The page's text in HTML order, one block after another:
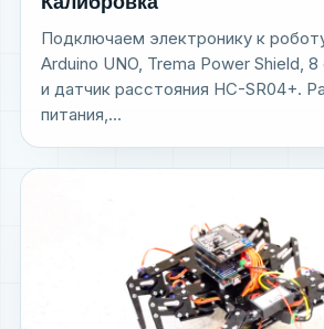
Подключаем электронику к
Arduino UNO, Trema Power Shield,
и датчик расстояния HC-SR04+.
питания,...